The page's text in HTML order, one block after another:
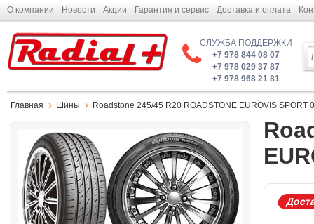
О компании Новости Акции Гарантия и сервис Доставка и оплата
СЛУЖБА ПОДДЕРЖКИ
+7 978 844 08 07
+7 978 029 37 87
+7 978 968 21 81
Главная Шины Roadstone 245/45 R20 ROADSTONE EUROVIS SPORT